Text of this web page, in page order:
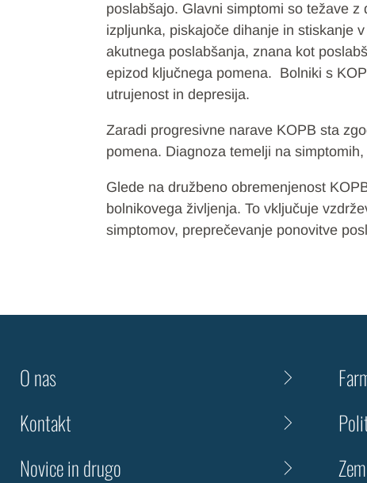
poslabšajo. Glavni simptomi so težave
izpljunka, piskajoče dihanje in stiskanje
akutnega poslabšanja, znana kot
epizod ključnega pomena. Bolniki s
utrujenost in depresija.
Zaradi progresivne narave KOPB sta
pomena. Diagnoza temelji na
Glede na družbeno obremenjenost
bolnikovega življenja. To vključuje
simptomov, preprečevanje ponovitve
O nas
Kontakt
Novice in drugo